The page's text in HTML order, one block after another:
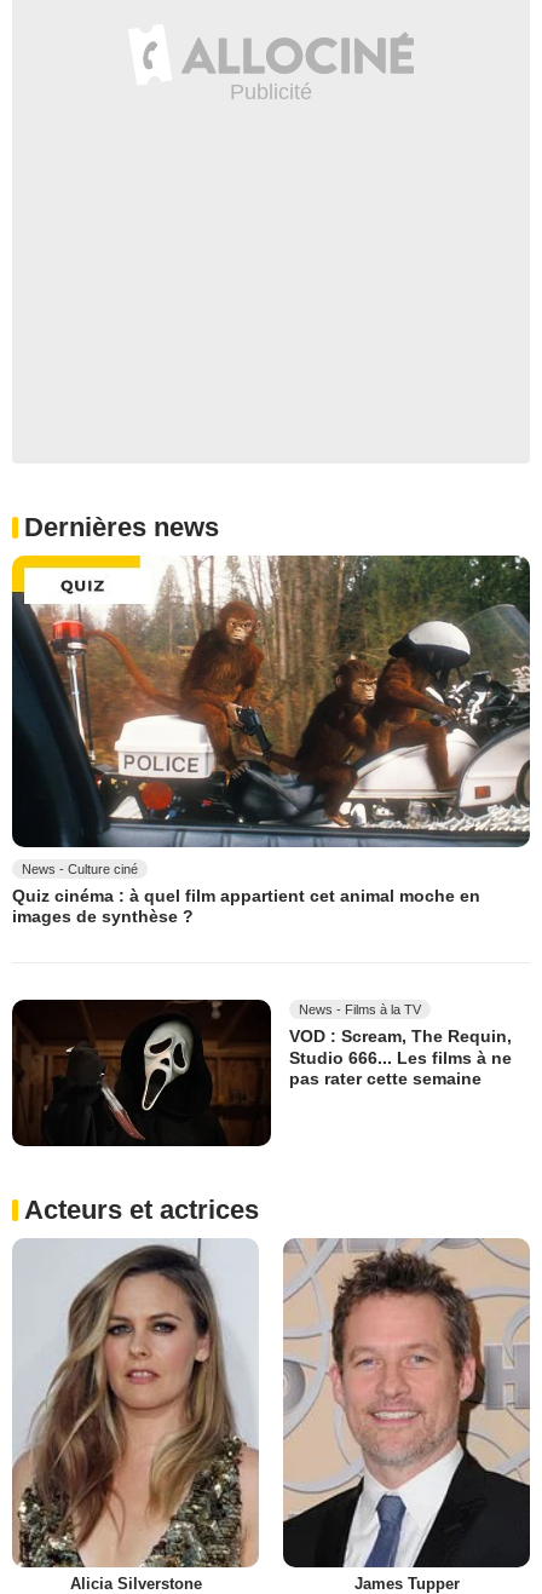
Dernières news
News - Culture ciné
Quiz cinéma : à quel film appartient cet animal moche en
images de synthèse ?
News - Films à la TV
VOD : Scream, The Requin,
Studio 666... Les films à ne
pas rater cette semaine
Acteurs et actrices
Alicia Silverstone James Tupper